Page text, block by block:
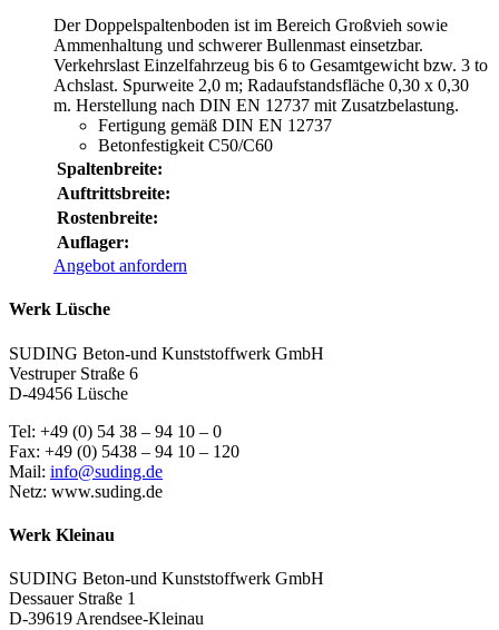
Der Doppelspaltenboden ist im Bereich Großvieh sowie
Ammenhaltung und schwerer Bullenmast einsetzbar.
Verkehrslast Einzelfahrzeug bis 6 to Gesamtgewicht bzw. 3 to
Achslast. Spurweite 2,0 m; Radaufstandsfläche 0,30 x 0,30
m. Herstellung nach DIN EN 12737 mit Zusatzbelastung.
Fertigung gemäß DIN EN 12737
Betonfestigkeit C50/C60
Spaltenbreite:
Auftrittsbreite:
Rostenbreite:
Auflager:
Angebot anfordern
Werk Lüsche
SUDING Beton-und Kunststoffwerk GmbH
Vestruper Straße 6
D-49456 Lüsche
Tel: +49 (0) 54 38 – 94 10 – 0
Fax: +49 (0) 5438 – 94 10 – 120
Mail: info@suding.de
Netz: www.suding.de
Werk Kleinau
SUDING Beton-und Kunststoffwerk GmbH
Dessauer Straße 1
D-39619 Arendsee-Kleinau